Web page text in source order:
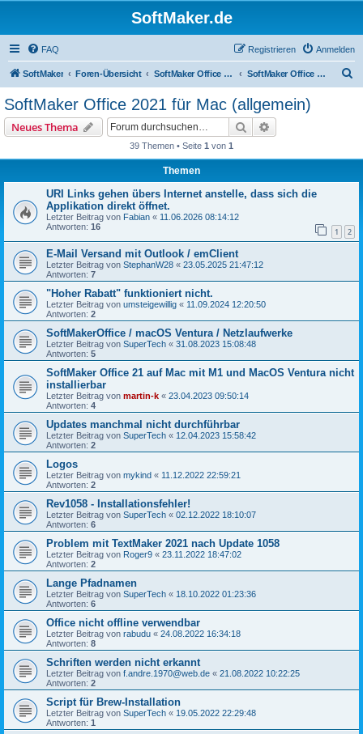
SoftMaker.de
FAQ Anmelden
Registrieren
SoftMaker Foren-Übersicht SoftMaker Office 2021 für Mac SoftMaker Office 2021 für Mac (allgemein)
SoftMaker Office 2021 für Mac (allgemein)
Neues Thema Suche
39 Themen • Seite 1 von 1
Themen
URI Links gehen übers Internet anstelle, dass sich die
Applikation direkt öffnet.
Letzter Beitrag von Fabian « 11.06.2026 08:14:12
Antworten: 16 1 2
E-Mail Versand mit Outlook / emClient
Letzter Beitrag von StephanW28 « 23.05.2025 21:47:12
Antworten: 7
"Hoher Rabatt" funktioniert nicht.
Letzter Beitrag von umsteigewillig « 11.09.2024 12:20:50
Antworten: 2
SoftMakerOffice / macOS Ventura / Netzlaufwerke
Letzter Beitrag von SuperTech « 31.08.2023 15:08:48
Antworten: 5
SoftMaker Office 21 auf Mac mit M1 und MacOS Ventura nicht
installierbar
Letzter Beitrag von martin-k « 23.04.2023 09:50:14
Antworten: 4
Updates manchmal nicht durchführbar
Letzter Beitrag von SuperTech « 12.04.2023 15:58:42
Antworten: 2
Logos
Letzter Beitrag von mykind « 11.12.2022 22:59:21
Antworten: 2
Rev1058 - Installationsfehler!
Letzter Beitrag von SuperTech « 02.12.2022 18:10:07
Antworten: 6
Problem mit TextMaker 2021 nach Update 1058
Letzter Beitrag von Roger9 « 23.11.2022 18:47:02
Antworten: 2
Lange Pfadnamen
Letzter Beitrag von SuperTech « 18.10.2022 01:23:36
Antworten: 6
Office nicht offline verwendbar
Letzter Beitrag von rabudu « 24.08.2022 16:34:18
Antworten: 8
Schriften werden nicht erkannt
Letzter Beitrag von f.andre.1970@web.de « 21.08.2022 10:22:25
Antworten: 2
Script für Brew-Installation
Letzter Beitrag von SuperTech « 19.05.2022 22:29:48
Antworten: 1